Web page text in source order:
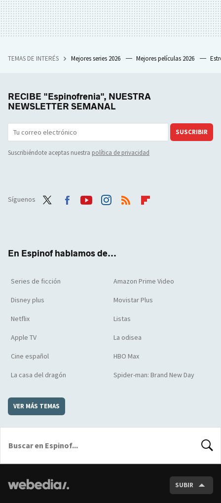
TEMAS DE INTERÉS Mejores series 2026 Mejores películas 2026
RECIBE "Espinofrenia", NUESTRA
NEWSLETTER SEMANAL
SUSCRIBIR
Suscribiéndote aceptas nuestra política de privacidad
Síguenos
En Espinof hablamos de...
Series de ficción Amazon Prime Video
Disney plus Movistar Plus
Netflix Listas
Apple TV La odisea
Cine español HBO Max
La casa del dragón Spider-man: Brand New Day
VER MÁS TEMAS
SUBIR